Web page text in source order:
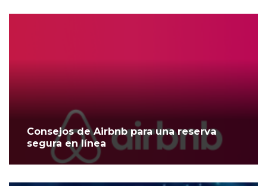
Consejos de Airbnb para una reserva
segura en línea